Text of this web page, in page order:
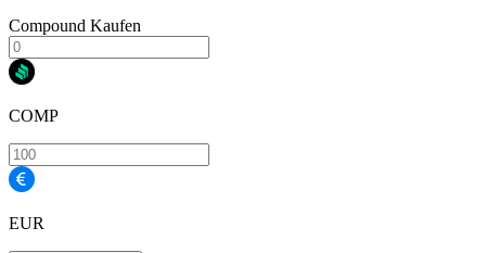
Compound Kaufen
COMP
EUR